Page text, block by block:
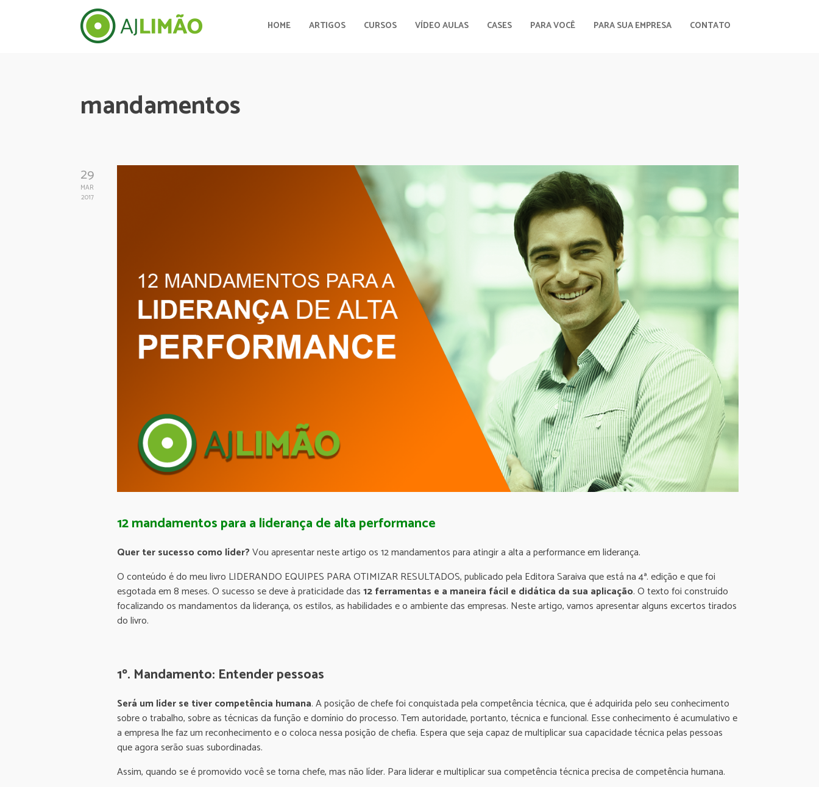
HOME ARTIGOS CURSOS VÍDEO AULAS CASES PARA VOCÊ PARA SUA EMPRESA CONTATO
mandamentos
29
MAR
2017
12 mandamentos para a liderança de alta performance
Quer ter sucesso como líder?Vou apresentar neste artigo os 12 mandamentos para atingir a alta a performance em liderança.
O conteúdo é do meu livro LIDERANDO EQUIPES PARA OTIMIZAR RESULTADOS, publicado pela Editora Saraiva que está na 4ª. edição e que foi
esgotada em 8 meses. O sucesso se deve à praticidade das12 ferramentas e a maneira fácil e didática da sua aplicação. O texto foi construído
focalizando os mandamentos da liderança, os estilos, as habilidades e o ambiente das empresas. Neste artigo, vamos apresentar alguns excertos tirados
do livro.
1º. Mandamento: Entender pessoas
Será um líder se tiver competência humana. A posição de chefe foi conquistada pela competência técnica, que é adquirida pelo seu conhecimento
sobre o trabalho, sobre as técnicas da função e domínio do processo. Tem autoridade, portanto, técnica e funcional. Esse conhecimento é acumulativo e
a empresa lhe faz um reconhecimento e o coloca nessa posição de chefia. Espera que seja capaz de multiplicar sua capacidade técnica pelas pessoas
que agora serão suas subordinadas.
Assim, quando se é promovido você se torna chefe, mas não líder. Para liderar e multiplicar sua competência técnica precisa de competência humana.